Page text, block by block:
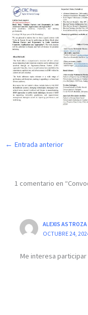
← Entrada anterior
1 comentario en
ALEXIS ASTROZA
OCTUBRE 24,
Me interesa participar